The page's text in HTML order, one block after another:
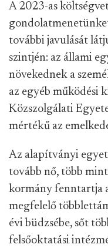
A 2023-as
további javulását
szintjén: az állami
növekednek a
az egyéb működési
Közszolgálati
mértékű az
Az alapítványi
tovább nő, több mint
kormány fenntartja
megfelelő
évi büdzsébe, sőt
felsőoktatási